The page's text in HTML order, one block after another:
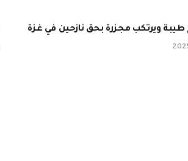
طيبة ويرتكب مجزرة بحق نازحين في غزة